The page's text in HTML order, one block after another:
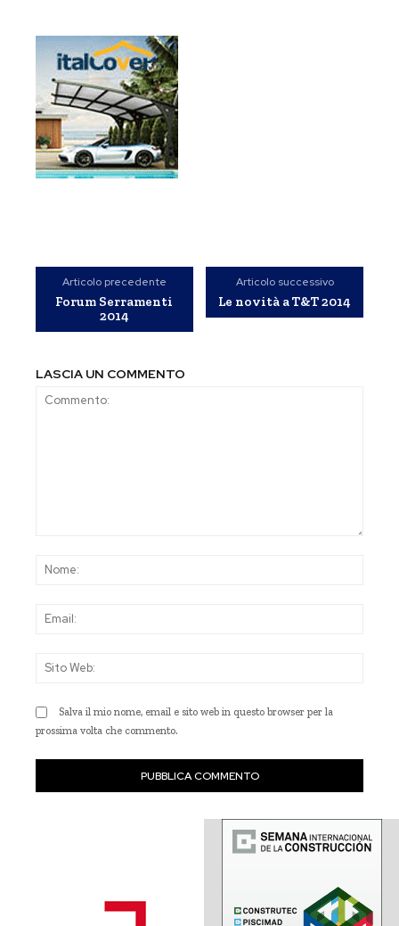
Articolo precedente
Forum Serramenti
2014
Articolo successivo
Le novità a T&T 2014
LASCIA UN COMMENTO
Salva il mio nome, email e sito web in questo browser per la
prossima volta che commento.